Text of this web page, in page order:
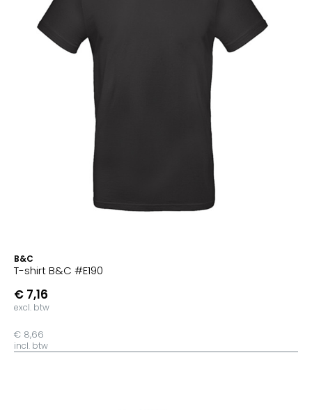
B&C
T-shirt B&C #E190
€ 7,16
excl. btw
€ 8,66
incl. btw